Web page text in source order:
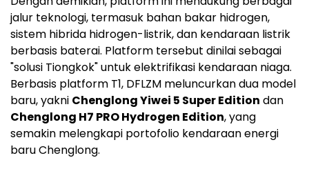
jalur teknologi, termasuk bahan bakar hidrogen,
sistem hibrida hidrogen-listrik, dan kendaraan listrik
berbasis baterai. Platform tersebut dinilai sebagai
"solusi Tiongkok" untuk elektrifikasi kendaraan niaga.
Berbasis platform T1, DFLZM meluncurkan dua model
baru, yakni Chenglong Yiwei 5 Super Edition dan
Chenglong H7 PRO Hydrogen Edition, yang
semakin melengkapi portofolio kendaraan energi
baru Chenglong.